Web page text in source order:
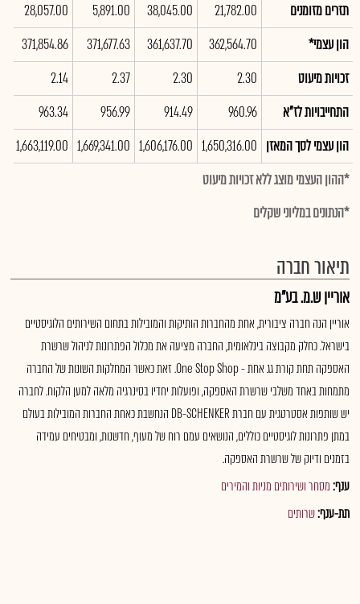
תזרים מזומנים
21,782.00
38,045.00
5,891.00
28,057.00
הון עצמי*
362,564.70
361,637.70
371,677.63
371,854.86
זכויות מיעוט
2.30
2.30
2.37
2.14
התחייבויות לז"א
960.96
914.49
956.99
963.34
הון עצמי לסך המאזן 1,650,316.00
1,606,176.00
1,669,341.00
1,663,119.00
*ההון העצמי מוצג ללא זכויות מיעוט
*הנתונים במליוני שקלים
תיאור חברה
אוריין ש.מ. בע"מ
אוריין הנה חברה ציבורית, אחת מהחברות הותיקות והמובילות בתחום השירותים הלוגיסטיים
בישראל. כחלק מקבוצה בינלאומית, החברה מציעה את מכלול הפתרונות לניהול שרשרת
האספקה תחת קורת גג אחת - One Stop Shop. זאת כאשר המחלקות השונות של החברה
מתמחות באחד משלבי שרשרת האספקה, ופועלות יחדיו בסינרגיה מלאה למען הלקוח. לחברה
יש שותפות אסטרטגית עם חברת DB-SCHENKER הנחשבת כאחת החברות המובילות בעולם
במתן פתרונות לוגיסטיים כוללים, הנושאים עמם רוח של מעוף, חדשנות, ומבטיחים עמידה
בזמנים ודיוק של שרשרת האספקה.
ענף:מסחר ושירותים מניות והמירים
תת-ענף:שרותים